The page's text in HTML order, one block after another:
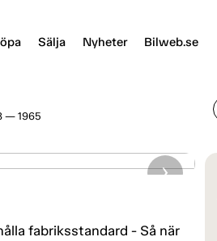
Sälja Nyheter Bilweb.se
— 1965
fabriksstandard - Så när